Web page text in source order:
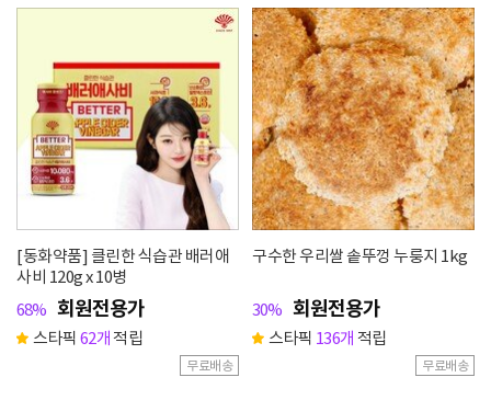
[동화약품] 클린한 식습관 배러애
사비 120g x 10병
68% 회원전용가
스타픽 62개적립
무료배송
구수한 우리쌀 솥뚜껑 누룽지 1kg
30% 회원전용가
스타픽 136개 적립
무료배송